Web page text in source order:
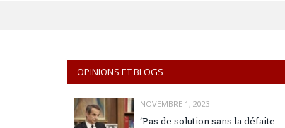
OPINIONS ET BLOGS
NOVEMBRE 1, 2023
‘Pas de solution sans la défaite